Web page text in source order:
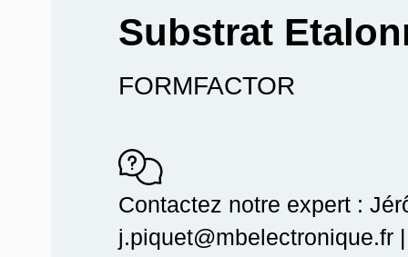
Substrat
FORMFACTOR
Contactez notre expert :
j.piquet@mbelectronique.fr